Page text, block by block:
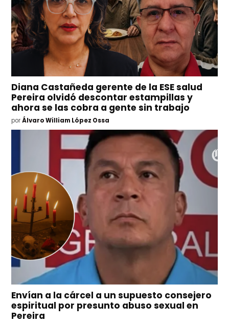
Diana Castañeda gerente de la ESE salud
Pereira olvidó descontar estampillas y
ahora se las cobra a gente sin trabajo
por Álvaro William López Ossa
Envían a la cárcel a un supuesto consejero
espiritual por presunto abuso sexual en
Pereira